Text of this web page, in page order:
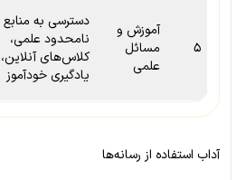
۵
آموزش و
مسائل
علمی
دسترسی به منابع
نامحدود علمی،
کلاس‌های آنلاین،
یادگیری خودآموز
آداب استفاده از رسانه‌ها